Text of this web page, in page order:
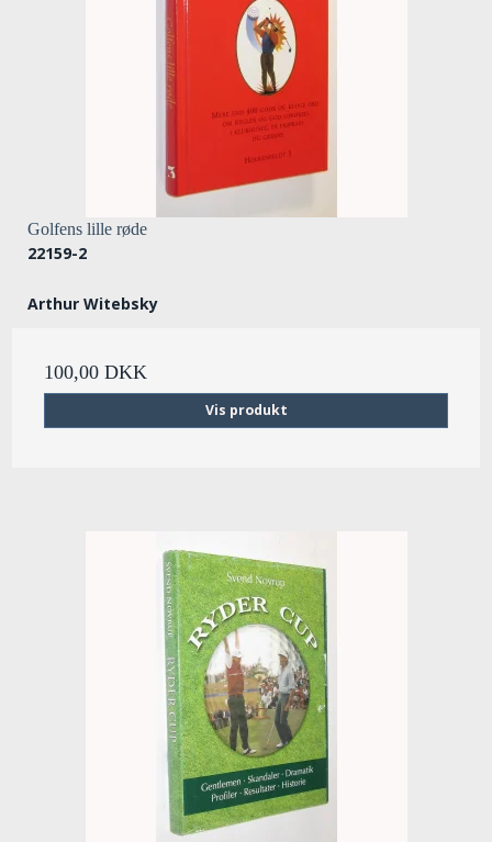
Golfens lille røde
22159-2
Arthur Witebsky
100,00 DKK
Vis produkt